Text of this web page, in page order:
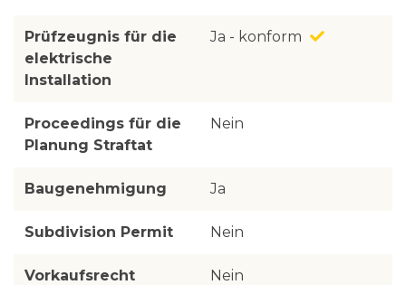
Prüfzeugnis für die
elektrische
Installation
Ja - konform
Proceedings für die
Planung Straftat
Nein
Baugenehmigung Ja
Subdivision Permit Nein
Vorkaufsrecht Nein